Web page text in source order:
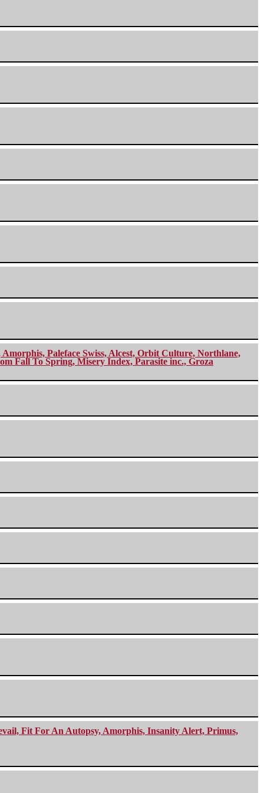
Paleface Swiss, Alcest, Orbit Culture, Northlane,
Fall To Spring, Misery Index, Parasite inc., Groza
Fit For An Autopsy, Amorphis, Insanity Alert, Primus,